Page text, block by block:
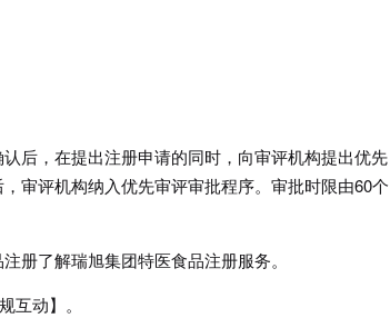
后，在提出注册申请的同时，向审评机构提出优先
审评机构纳入优先审评审批程序。审批时限由60个
册了解瑞旭集团特医食品注册服务。
互动】。